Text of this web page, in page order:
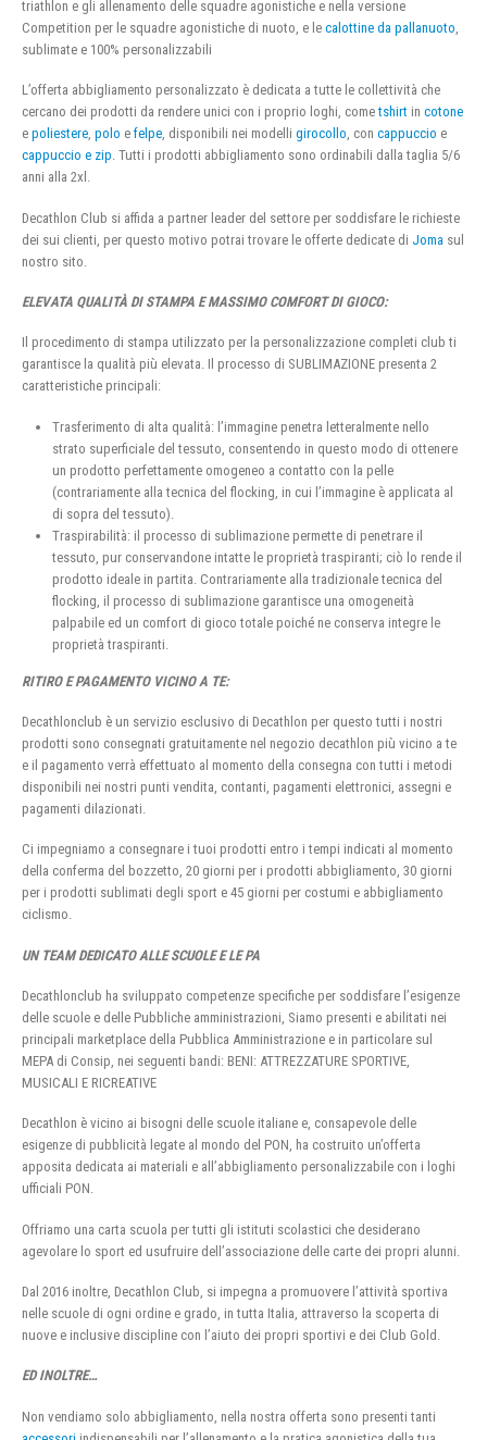
triathlon e gli allenamento delle squadre agonistiche e nella versione
Competition per le squadre agonistiche di nuoto, e le calottine da pallanuoto,
sublimate e 100% personalizzabili
L’offerta abbigliamento personalizzato è dedicata a tutte le collettività che
cercano dei prodotti da rendere unici con i proprio loghi, cometshirt in cotone
e poliestere, polo e felpe, disponibili nei modelli girocollo, con cappuccio e
cappuccio e zip. Tutti i prodotti abbigliamento sono ordinabili dalla taglia 5/6
anni alla 2xl.
Decathlon Club si affida a partner leader del settore per soddisfare le richieste
dei sui clienti, per questo motivo potrai trovare le offerte dedicate di Joma sul
nostro sito.
ELEVATA QUALITÀ DI STAMPA E MASSIMO COMFORT DI GIOCO:
Il procedimento di stampa utilizzato per la personalizzazione completi club ti
garantisce la qualità più elevata. Il processo di SUBLIMAZIONE presenta 2
caratteristiche principali:
Trasferimento di alta qualità: l’immagine penetra letteralmente nello
strato superficiale del tessuto, consentendo in questo modo di ottenere
un prodotto perfettamente omogeneo a contatto con la pelle
(contrariamente alla tecnica del flocking, in cui l’immagine è applicata al
di sopra del tessuto).
Traspirabilità: il processo di sublimazione permette di penetrare il
tessuto, pur conservandone intatte le proprietà traspiranti; ciò lo rende il
prodotto ideale in partita. Contrariamente alla tradizionale tecnica del
flocking, il processo di sublimazione garantisce una omogeneità
palpabile ed un comfort di gioco totale poiché ne conserva integre le
proprietà traspiranti.
RITIRO E PAGAMENTO VICINO A TE:
Decathlonclub è un servizio esclusivo di Decathlon per questo tutti i nostri
prodotti sono consegnati gratuitamente nel negozio decathlon più vicino a te
e il pagamento verrà effettuato al momento della consegna con tutti i metodi
disponibili nei nostri punti vendita, contanti, pagamenti elettronici, assegni e
pagamenti dilazionati.
Ci impegniamo a consegnare i tuoi prodotti entro i tempi indicati al momento
della conferma del bozzetto, 20 giorni per i prodotti abbigliamento, 30 giorni
per i prodotti sublimati degli sport e 45 giorni per costumi e abbigliamento
ciclismo.
UN TEAM DEDICATO ALLE SCUOLE E LE PA
Decathlonclub ha sviluppato competenze specifiche per soddisfare l’esigenze
delle scuole e delle Pubbliche amministrazioni, Siamo presenti e abilitati nei
principali marketplace della Pubblica Amministrazione e in particolare sul
MEPA di Consip, nei seguenti bandi: BENI: ATTREZZATURE SPORTIVE,
MUSICALI E RICREATIVE
Decathlon è vicino ai bisogni delle scuole italiane e, consapevole delle
esigenze di pubblicità legate al mondo del PON, ha costruito un’offerta
apposita dedicata ai materiali e all’abbigliamento personalizzabile con i loghi
ufficiali PON.
Offriamo una carta scuola per tutti gli istituti scolastici che desiderano
agevolare lo sport ed usufruire dell’associazione delle carte dei propri alunni.
Dal 2016 inoltre, Decathlon Club, si impegna a promuovere l’attività sportiva
nelle scuole di ogni ordine e grado, in tutta Italia, attraverso la scoperta di
nuove e inclusive discipline con l’aiuto dei propri sportivi e dei Club Gold.
ED INOLTRE…
Non vendiamo solo abbigliamento, nella nostra offerta sono presenti tanti